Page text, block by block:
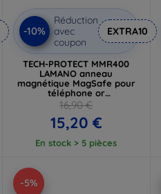
-10%
Réduction
avec
coupon
EXTRA10
TECH-PROTECT MMR400
LAMANO anneau
magnétique MagSafe pour
téléphone or
(5906302335961)
16,90 €
15,20 €
En stock > 5 pièces
-5%